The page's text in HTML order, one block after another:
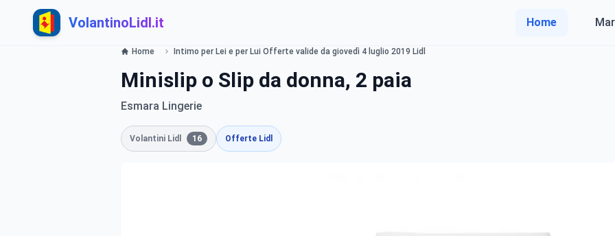
VolantinoLidl.it Home
Home Intimo per Lei e per Lui Offerte valide da giovedì 4 luglio 2019 Lidl
Minislip o Slip da donna, 2 paia
Esmara Lingerie
Volantini Lidl 16 Offerte Lidl